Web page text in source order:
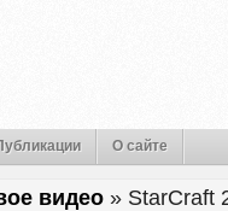
О сайте
видео » StarCraft